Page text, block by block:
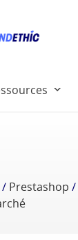
/ Prestashop /